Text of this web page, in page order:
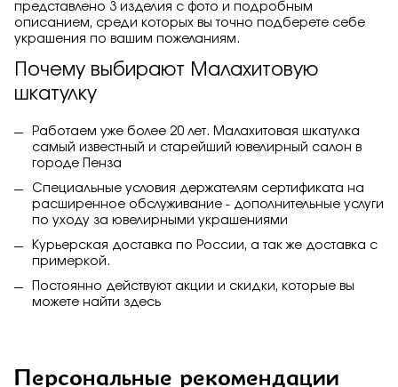
представлено 3 изделия с фото и подробным
описанием, среди которых вы точно подберете себе
украшения по вашим пожеланиям.
Почему выбирают Малахитовую
шкатулку
Работаем уже более 20 лет. Малахитовая шкатулка
самый известный и старейший ювелирный салон в
городе Пенза
Специальные условия держателям сертификата на
расширенное обслуживание - дополнительные услуги
по уходу за ювелирными украшениями
Курьерская доставка по России, а так же доставка с
примеркой.
Постоянно действуют акции и скидки, которые вы
можете найти здесь
Персональные рекомендации